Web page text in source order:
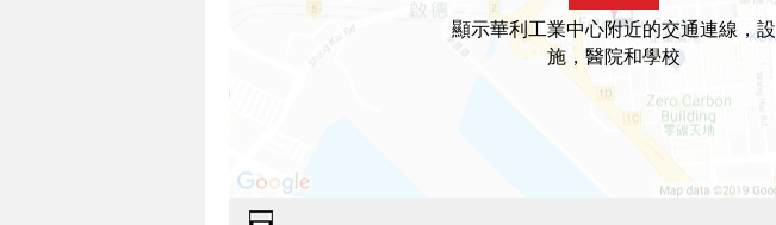
顯示華利工業中心附近的交通連線，設
施，醫院和學校